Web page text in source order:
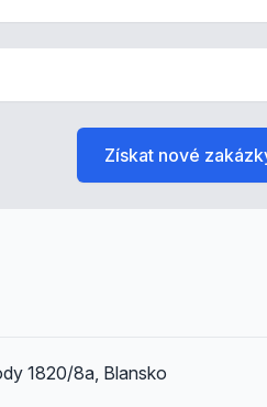
1820/8a, Blansko
Získat nové